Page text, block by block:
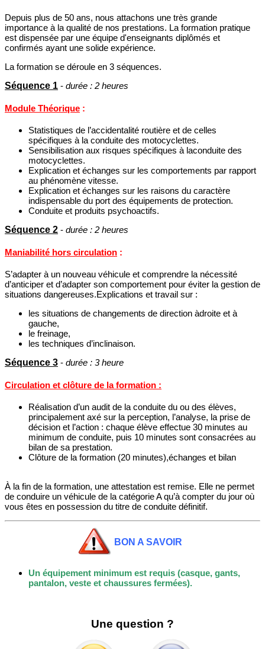
Depuis plus de 50 ans, nous attachons une très grande
importance à la qualité de nos prestations. La formation pratique
est dispensée par une équipe d'enseignants diplômés et
confirmés ayant une solide expérience.
La formation se déroule en 3 séquences.
Séquence 1 - durée : 2 heures
Module Théorique :
Statistiques de l’accidentalité routière et de celles
spécifiques à la conduite des motocyclettes.
Sensibilisation aux risques spécifiques à laconduite des
motocyclettes.
Explication et échanges sur les comportements par rapport
au phénomène vitesse.
Explication et échanges sur les raisons du caractère
indispensable du port des équipements de protection.
Conduite et produits psychoactifs.
Séquence 2 - durée : 2 heures
Maniabilité hors circulation :
S’adapter à un nouveau véhicule et comprendre la nécessité
d’anticiper et d’adapter son comportement pour éviter la gestion de
situations dangereuses.Explications et travail sur :
les situations de changements de direction àdroite et à
gauche,
le freinage,
les techniques d’inclinaison.
Séquence 3 - durée : 3 heure
Circulation et clôture de la formation :
Réalisation d’un audit de la conduite du ou des élèves,
principalement axé sur la perception, l’analyse, la prise de
décision et l’action : chaque élève effectue 30 minutes au
minimum de conduite, puis 10 minutes sont consacrées au
bilan de sa prestation.
Clôture de la formation (20 minutes),échanges et bilan
À la fin de la formation, une attestation est remise. Elle ne permet
de conduire un véhicule de la catégorie A qu’à compter du jour où
vous êtes en possession du titre de conduite définitif.
BON A SAVOIR
Un équipement minimum est requis (casque, gants,
pantalon, veste et chaussures fermées).
Une question ?